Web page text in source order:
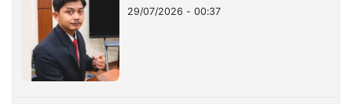
29/07/2026 - 00:37